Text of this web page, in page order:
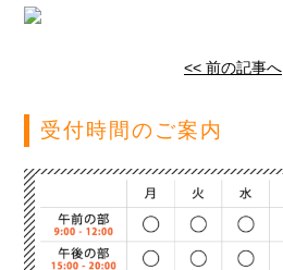
<< 前の記事へ
受付時間のご案内